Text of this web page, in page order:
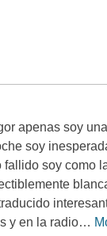
apenas soy
soy
fallido soy como
y en la radio…